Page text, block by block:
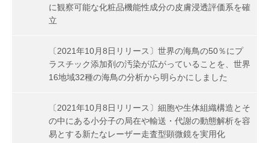
に観察可能な化粧品機能性成分の皮膚浸透評価系を確
立
〔2021年10月8日リリース〕世界の海鳥の50％にプ
ラスチック添加剤の汚染が広がっていることを、世界
16地域32種の海鳥の分析から明らかにしました
〔2021年10月8日リリース〕細胞や生体組織構造とそ
の中にある小分子の局在や輸送・代謝の動態解析を容
易とする新たなレーザー走査型顕微鏡を実用化